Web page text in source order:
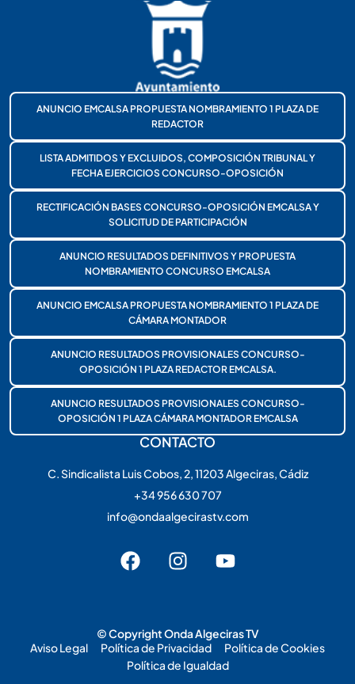
ANUNCIO EMCALSA PROPUESTA NOMBRAMIENTO 1 PLAZA DE
REDACTOR
LISTA ADMITIDOS Y EXCLUIDOS, COMPOSICIÓN TRIBUNAL Y
FECHA EJERCICIOS CONCURSO-OPOSICIÓN
RECTIFICACIÓN BASES CONCURSO-OPOSICIÓN EMCALSA Y
SOLICITUD DE PARTICIPACIÓN
ANUNCIO RESULTADOS DEFINITIVOS Y PROPUESTA
NOMBRAMIENTO CONCURSO EMCALSA
ANUNCIO EMCALSA PROPUESTA NOMBRAMIENTO 1 PLAZA DE
CÁMARA MONTADOR
ANUNCIO RESULTADOS PROVISIONALES CONCURSO-
OPOSICIÓN 1 PLAZA REDACTOR EMCALSA.
ANUNCIO RESULTADOS PROVISIONALES CONCURSO-
OPOSICIÓN 1 PLAZA CÁMARA MONTADOR EMCALSA
CONTACTO
C. Sindicalista Luis Cobos, 2, 11203 Algeciras, Cádiz
+34 956 630 707
info@ondaalgecirastv.com
© Copyright Onda Algeciras TV
Aviso Legal
Política de Privacidad
Política de Cookies
Política de Igualdad